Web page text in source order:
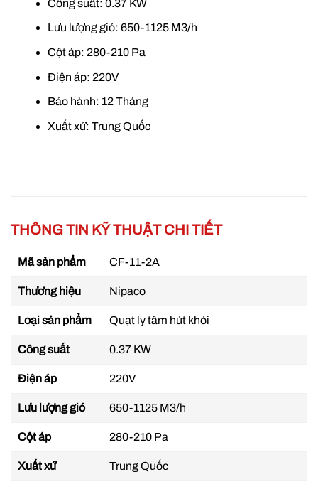
Công suất: 0.37 KW
Lưu lượng gió: 650-1125 M3/h
Cột áp: 280-210 Pa
Điện áp: 220V
Bảo hành: 12 Tháng
Xuất xứ: Trung Quốc
THÔNG TIN KỸ THUẬT CHI TIẾT
Mã sản phẩm CF-11-2A
Thương hiệu Nipaco
Loại sản phẩm Quạt ly tâm hút khói
Công suất 0.37 KW
Điện áp 220V
Lưu lượng gió 650-1125 M3/h
Cột áp 280-210 Pa
Xuất xứ Trung Quốc